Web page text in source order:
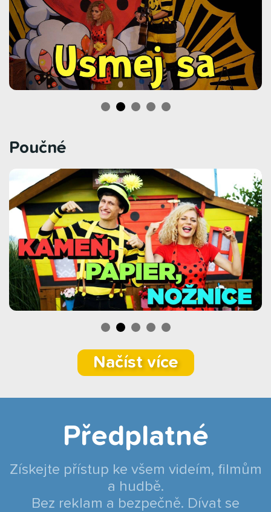
Poučné
Načíst více
Předplatné
Získejte přístup ke všem videím, filmům
a hudbě.
Bez reklam a bezpečně. Dívat se